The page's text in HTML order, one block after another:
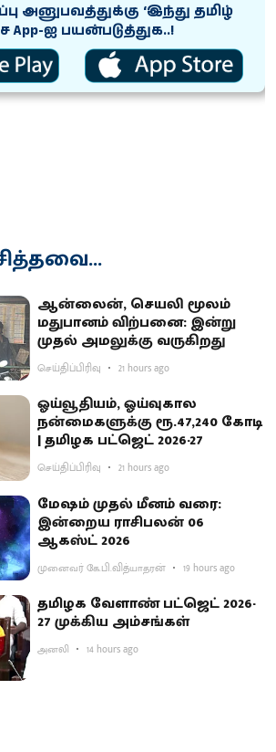
அனுபவத்துக்கு ‘இந்து தமிழ்
App-ஐ பயன்படுத்துக..!
ஆன்லைன், செயலி மூலம்
மதுபானம் விற்பனை: இன்று
முதல் அமலுக்கு வருகிறது
செய்திப்பிரிவு 21 hours ago
ஓய்வூதியம், ஓய்வுகால
நன்மைகளுக்கு ரூ.47,240 கோடி
| தமிழக பட்ஜெட் 2026-27
செய்திப்பிரிவு 21 hours ago
மேஷம் முதல் மீனம் வரை:
இன்றைய ராசிபலன் 06
ஆகஸ்ட் 2026
முனைவர் கே.பி.வித்யாதரன் 19 hours ago
தமிழக வேளாண் பட்ஜெட் 2026-
27 முக்கிய அம்சங்கள்
அனலி 14 hours ago